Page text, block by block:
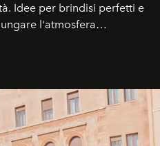
Idee per brindisi perfetti e
l'atmosfera